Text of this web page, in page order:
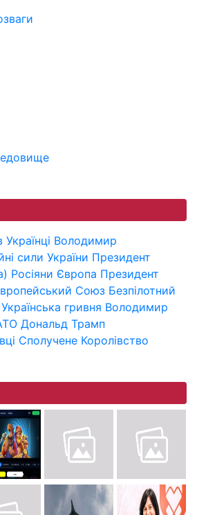
Українці Володимир
сили України Президент
Росіяни Європа Президент
Союз Безпілотний
Українська гривня Володимир
Дональд Трамп
Сполучене Королівство